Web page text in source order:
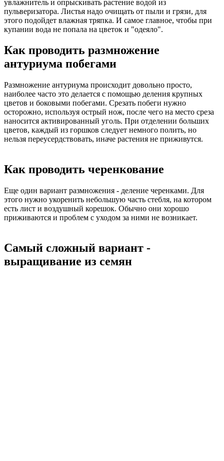
увлажнитель и опрыскивать растение водой из
пульверизатора. Листья надо очищать от пыли и грязи, для
этого подойдет влажная тряпка. И самое главное, чтобы при
купании вода не попала на цветок и "одеяло".
Как проводить размножение
антуриума побегами
Размножение антуриума происходит довольно просто,
наиболее часто это делается с помощью деления крупных
цветов и боковыми побегами. Срезать побеги нужно
осторожно, используя острый нож, после чего на место среза
наносится активированный уголь. При отделении больших
цветов, каждый из горшков следует немного полить, но
нельзя переусердствовать, иначе растения не приживутся.
Как проводить черенкование
Еще один вариант размножения - деление черенками. Для
этого нужно укоренить небольшую часть стебля, на котором
есть лист и воздушный корешок. Обычно они хорошо
приживаются и проблем с уходом за ними не возникает.
Самый сложный вариант -
выращивание из семян